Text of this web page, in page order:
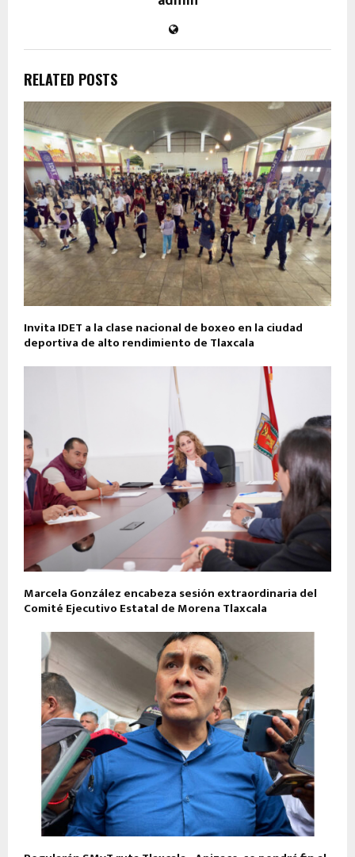
RELATED POSTS
Invita IDET a la clase nacional de boxeo en la ciudad
deportiva de alto rendimiento de Tlaxcala
Marcela González encabeza sesión extraordinaria del
Comité Ejecutivo Estatal de Morena Tlaxcala